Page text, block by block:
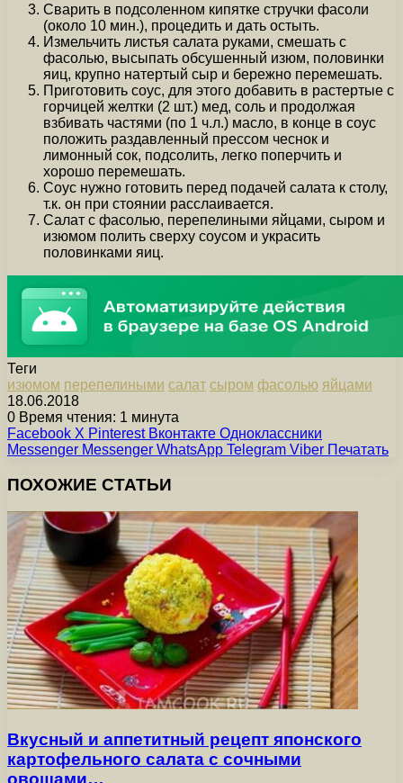
Сварить в подсоленном кипятке стручки фасоли
(около 10 мин.), процедить и дать остыть.
Измельчить листья салата руками, смешать с
фасолью, высыпать обсушенный изюм, половинки
яиц, крупно натертый сыр и бережно перемешать.
Приготовить соус, для этого добавить в растертые с
горчицей желтки (2 шт.) мед, соль и продолжая
взбивать частями (по 1 ч.л.) масло, в конце в соус
положить раздавленный прессом чеснок и
лимонный сок, подсолить, легко поперчить и
хорошо перемешать.
Соус нужно готовить перед подачей салата к столу,
т.к. он при стоянии расслаивается.
Салат с фасолью, перепелиными яйцами, сыром и
изюмом полить сверху соусом и украсить
половинками яиц.
Теги
изюмом перепелиными салат сыром фасолью яйцами
18.06.2018
0 Время чтения: 1 минута
Facebook X Pinterest Вконтакте Одноклассники
Messenger Messenger WhatsApp Telegram Viber Печатать
ПОХОЖИЕ СТАТЬИ
Вкусный и аппетитный рецепт японского
картофельного салата с сочными
овощами…